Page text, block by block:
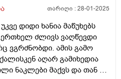
არ უჭირს,განიცდის
თუ არა ეს იყოს იმის
განმავლობაში,ორჯერ
ენდოსკოპიური და
პირველად სრული
შეუყვანეს
თარიღი :28-01-2025
დიდი ხანია მაწუხებს
ძლივს ვაღწევდი
ვგრძნობდი. ამის გამო
აღარ გამიხედია
ნაკლები მაქვს და თან არ